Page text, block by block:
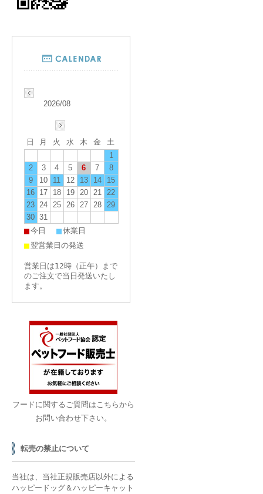
2026/08
日 月 火 水 木 金
土
1
2
3 4 5 6 7
8
9
10 11 12 13 14
15
16 17 18 19 20 21
22
23 24 25 26 27 28
29
30 31
■今日 ■休業日
■ 翌営業日の発送
営業日は12時（正午）まで
のご注文で当日発送いたし
ます。
フードに関するご質問はこちらから
お問い合わせ下さい。
転売の禁止について
当社は、当社正規販売店以外による
ハッピードッグ＆ハッピーキャット